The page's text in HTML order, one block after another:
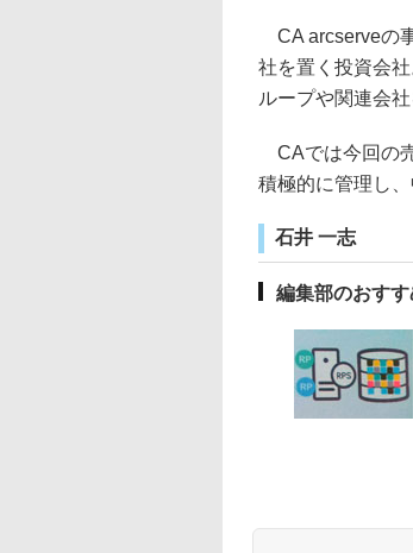
CA arcserveの
社を置く投資会
ループや関連会
CAでは今回の
積極的に管理し
石井 一志
編集部のおす